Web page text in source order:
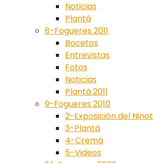
Noticias
Plantà
8-Fogueres 2011
Bocetos
Entrevistas
Fotos
Noticias
Plantà 2011
9-Fogueres 2010
2-Exposición del Ninot
3-Plantà
4-Cremà
5-Videos